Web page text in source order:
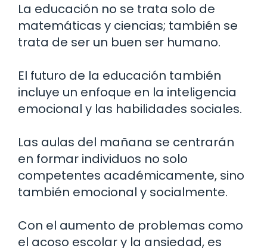
La educación no se trata solo de
matemáticas y ciencias; también se
trata de ser un buen ser humano.
El futuro de la educación también
incluye un enfoque en la inteligencia
emocional y las habilidades sociales.
Las aulas del mañana se centrarán
en formar individuos no solo
competentes académicamente, sino
también emocional y socialmente.
Con el aumento de problemas como
el acoso escolar y la ansiedad, es